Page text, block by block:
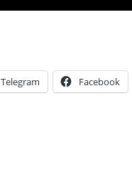
Telegram Facebook